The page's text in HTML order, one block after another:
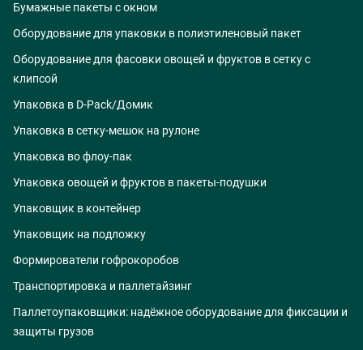
Бумажные пакеты с окном
Оборудование для упаковки в полиэтиленовый пакет
Оборудование для фасовки овощей и фруктов в сетку с
клипсой
Упаковка в D-Pack/Домик
Упаковка в сетку-мешок на рулоне
Упаковка во флоу-пак
Упаковка овощей и фруктов в пакеты-подушки
Упаковщик в контейнер
Упаковщик на подложку
Формирователи гофрокоробов
Транспортировка и паллетайзинг
Паллетоупаковщики: надёжное оборудование для фиксации и
защиты грузов